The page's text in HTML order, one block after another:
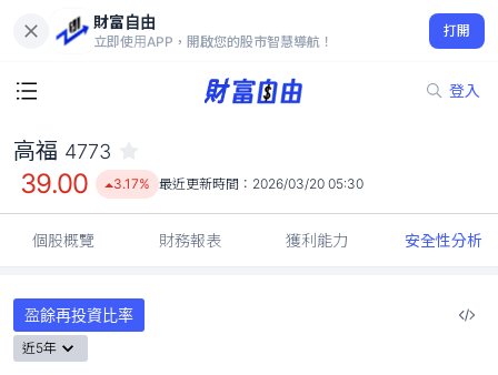
財富自由
立即使用APP，開啟您的股市智慧導航！
打開
登入
39.00
3.17%
高福 4773
39.00 3.17% 最近更新時間： 2026/03/20 05:30
個股概覽 財務報表 獲利能力 安全性分析
盈餘再投資比率
近5年